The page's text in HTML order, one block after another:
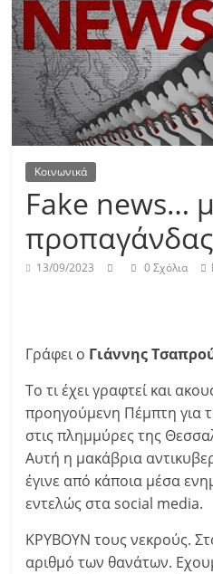
Κοινωνικά
Fake news…
προπαγάνδας
13/09/2023 0 Σχόλια
Γράφει ο Γιάννης
Το τι έχει γραφτεί και
προηγούμενη Πέμπτη για
στις πλημμύρες της
Αυτή η μακάβρια
έγινε από κάποια μέσα
εντελώς στα social media.
ΚΡΥΒΟΥΝ τους νεκρούς.
αριθμό των θανάτων.